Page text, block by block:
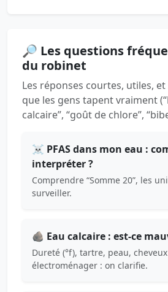
🔎 Les questions
du robinet
Les réponses courtes, utiles,
que les gens tapent vraiment
calcaire”, “goût de chlore”,
☠️ PFAS dans mon eau :
interpréter ?
Comprendre “Somme 20”, les
surveiller.
🪨 Eau calcaire : est-ce
Dureté (°f), tartre, peau,
électroménager : on clarifie.